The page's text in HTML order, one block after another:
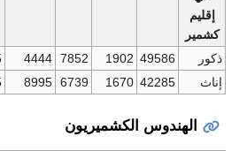
19643
5374
6059
10289
37320
16572
4469
5298
8977
31787